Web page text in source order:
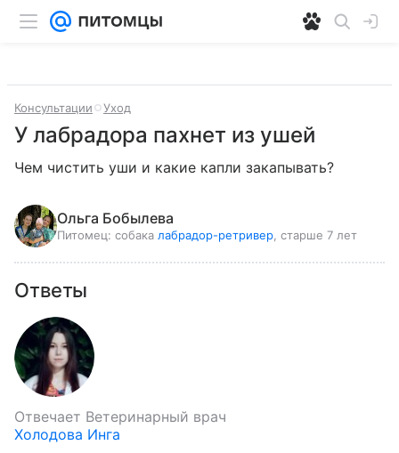
Консультации Уход
У лабрадора пахнет из ушей
Чем чистить уши и какие капли закапывать?
Ольга Бобылева
Питомец: собака лабрадор-ретривер , старше 7 лет
Ответы
Отвечает Ветеринарный врач
Холодова Инга